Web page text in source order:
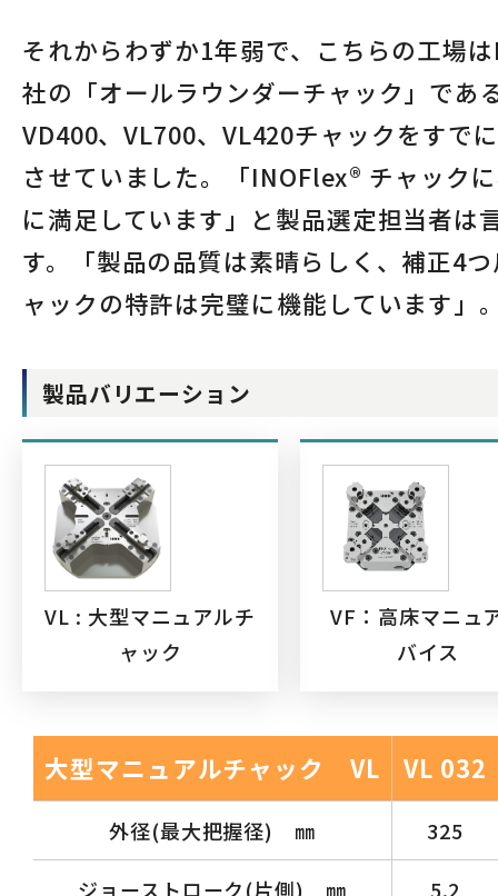
それからわずか1年弱で、こちらの工場
社の「オールラウンダーチャック」であ
VD400、VL700、VL420チャックをすで
させていました。「INOFlex® チャック
に満足しています」と製品選定担当者は
す。「製品の品質は素晴らしく、補正4
ャックの特許は完璧に機能しています」
製品バリエーション
VL : 大型マニュアルチ
ャック
VF：高床マニュ
バイス
大型マニュアルチャック VL VL 032
外径(最大把握径) ㎜ 325
ジョーストローク(片側) ㎜ 5.2